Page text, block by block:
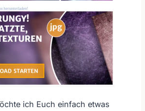
ich Euch einfach etwas